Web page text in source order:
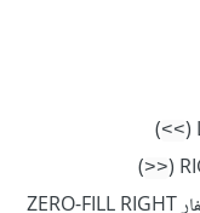
>>
)
<<
)
معامل الإزاحة نحو اليمين مع إدخال أصفار ZERO-FILL RIGHT